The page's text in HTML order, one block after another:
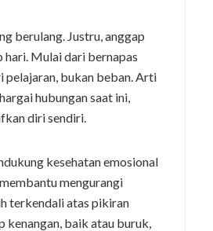
berulang. Justru, anggap
hari. Mulai dari bernapas
pelajaran, bukan beban. Arti
hubungan saat ini,
diri sendiri.
kesehatan emosional
mengurangi
terkendali atas pikiran
kenangan, baik atau buruk,